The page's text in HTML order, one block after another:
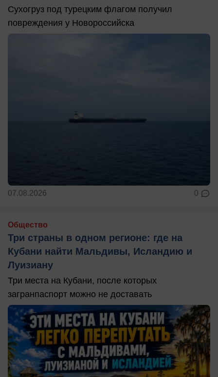
Сухогруз под турецким флагом получил
повреждения у Новороссийска
07.08.2026 0
Общество
Три страны в одном регионе: где на
Кубани найти Мальдивы, Исландию и
Луизиану
Три места на Кубани, после которых
загранпаспорт можно не доставать